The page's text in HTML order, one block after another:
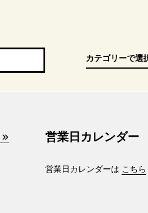
営業日カレンダー
営業日カレンダーは こちら